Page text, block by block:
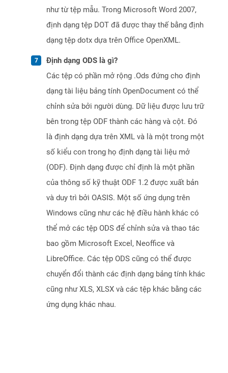
như từ tệp mẫu. Trong Microsoft Word 2007,
định dạng tệp DOT đã được thay thế bằng định
dạng tệp dotx dựa trên Office OpenXML.
Định dạng ODS là gì?
Các tệp có phần mở rộng .Ods đứng cho định
dạng tài liệu bảng tính OpenDocument có thể
chỉnh sửa bởi người dùng. Dữ liệu được lưu trữ
bên trong tệp ODF thành các hàng và cột. Đó
là định dạng dựa trên XML và là một trong một
số kiểu con trong họ định dạng tài liệu mở
(ODF). Định dạng được chỉ định là một phần
của thông số kỹ thuật ODF 1.2 được xuất bản
và duy trì bởi OASIS. Một số ứng dụng trên
Windows cũng như các hệ điều hành khác có
thể mở các tệp ODS để chỉnh sửa và thao tác
bao gồm Microsoft Excel, Neoffice và
LibreOffice. Các tệp ODS cũng có thể được
chuyển đổi thành các định dạng bảng tính khác
cũng như XLS, XLSX và các tệp khác bằng các
ứng dụng khác nhau.